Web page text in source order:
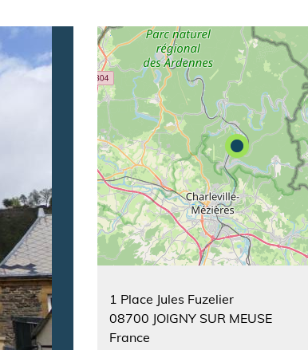
1 Place Jules Fuzelier
08700 JOIGNY SUR MEUSE
France